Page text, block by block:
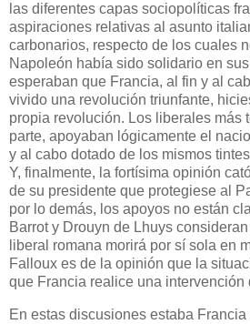
las diferentes capas sociopolíticas
aspiraciones relativas al asunto
carbonarios, respecto de los cuales
Napoleón había sido solidario en
esperaban que Francia, al fin y al
vivido una revolución triunfante,
propia revolución. Los liberales más
parte, apoyaban lógicamente el
y al cabo dotado de los mismos
Y, finalmente, la fortísima opinión
de su presidente que protegiese al
por lo demás, los apoyos no están
Barrot y Drouyn de Lhuys
liberal romana morirá por sí sola en
Falloux es de la opinión que la
que Francia realice una intervención
En estas discusiones estaba